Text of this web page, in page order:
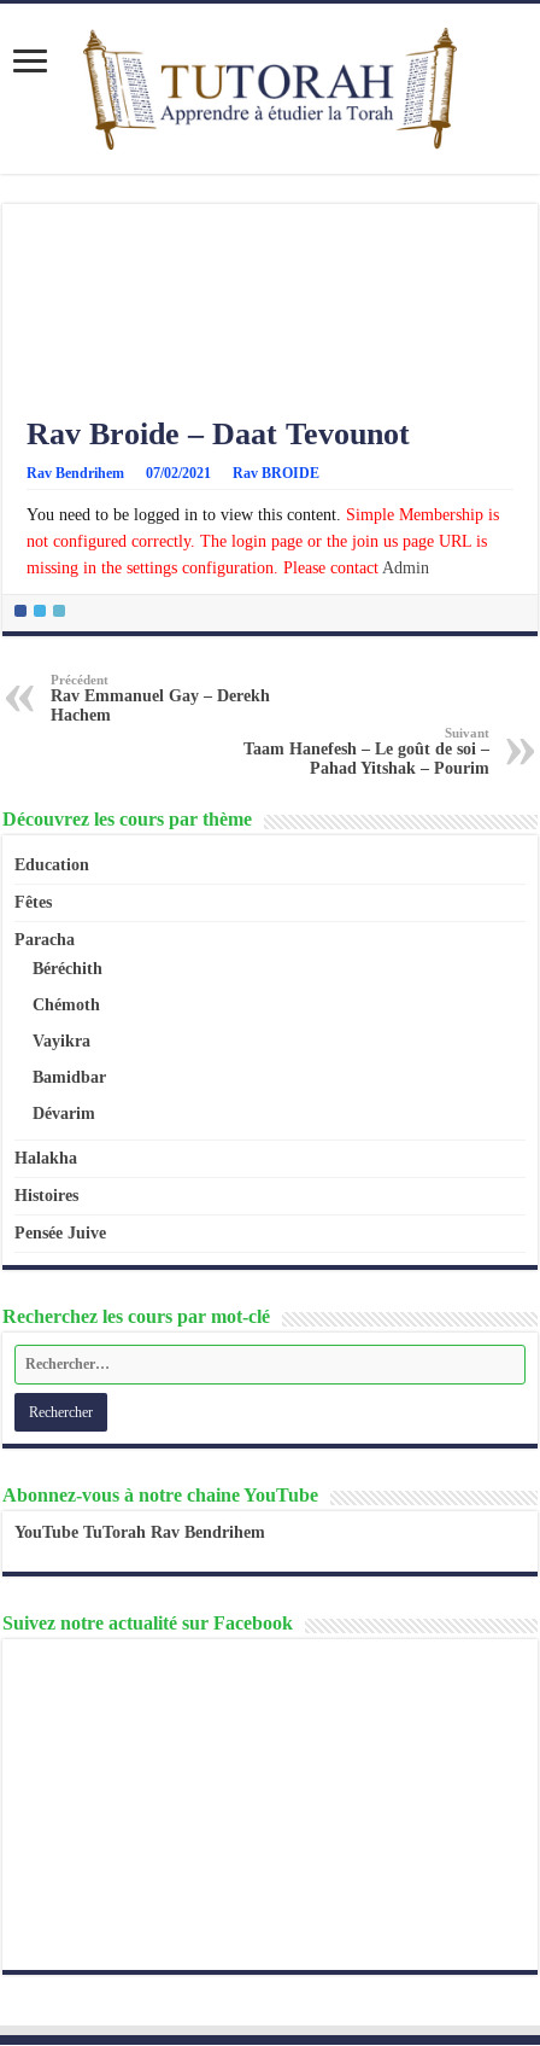
Rav Broide – Daat Tevounot
Rav Bendrihem 07/02/2021 Rav BROIDE
You need to be logged in to view this content. Simple Membership is
not configured correctly. The login page or the join us page URL is
missing in the settings configuration. Please contactAdmin
Précédent
Rav Emmanuel Gay – Derekh
Hachem
Suivant
Taam Hanefesh – Le goût de soi –
Pahad Yitshak – Pourim
Découvrez les cours par thème
Education
Fêtes
Paracha
Béréchith
Chémoth
Vayikra
Bamidbar
Dévarim
Halakha
Histoires
Pensée Juive
Recherchez les cours par mot-clé
Abonnez-vous à notre chaine YouTube
YouTube TuTorah Rav Bendrihem
Suivez notre actualité sur Facebook